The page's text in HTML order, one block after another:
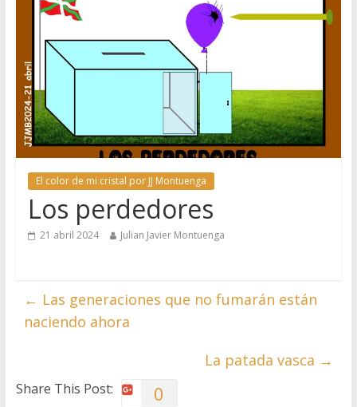
El color de mi cristal por JJ Montuenga
Los perdedores
21 abril 2024 Julian Javier Montuenga
← Las generaciones que no fumarán están
naciendo ahora
La patada vasca →
Share This Post: 0